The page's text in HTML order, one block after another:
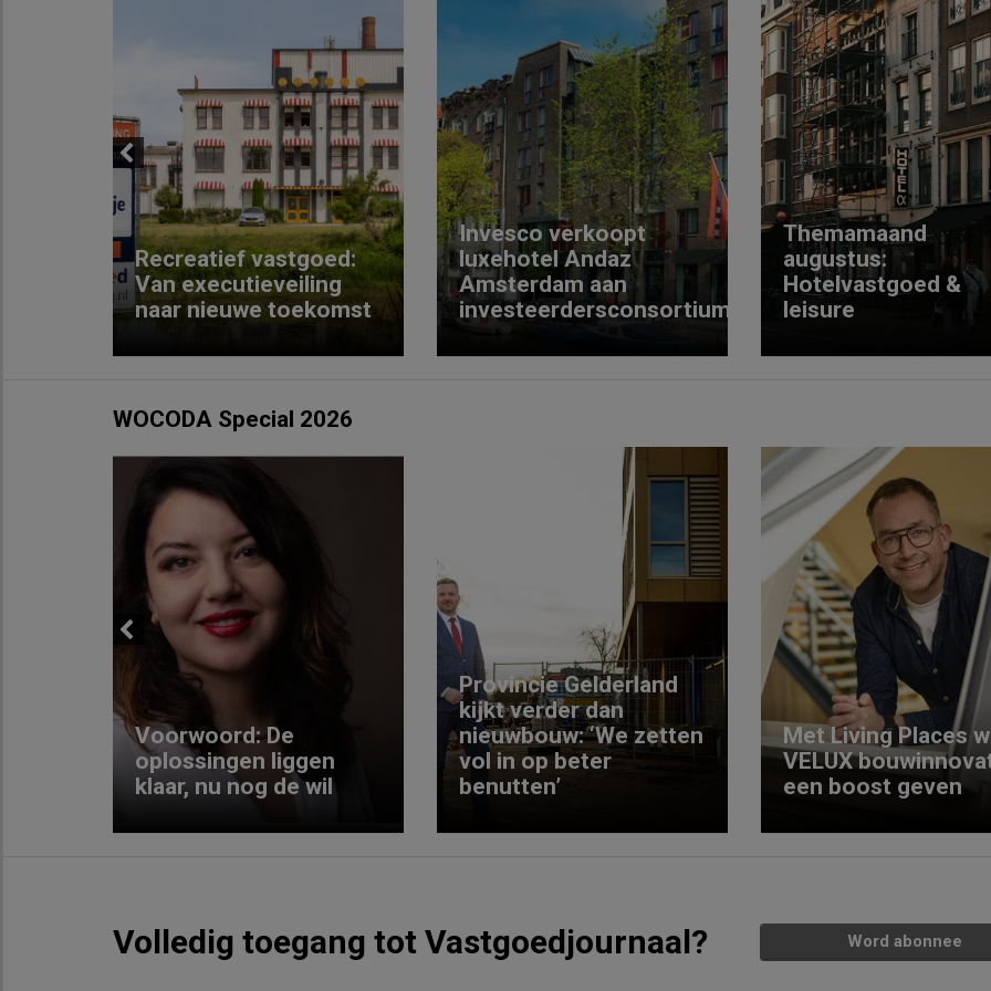
Previous
Recreatief vastgoed:
Van executieveiling
naar nieuwe toekomst
Invesco verkoopt
luxehotel Andaz
Amsterdam aan
investeerdersconsortium
Themamaand
augustus:
Hotelvastgoed &
leisure
WOCODA Special 2026
Previous
Voorwoord: De
oplossingen liggen
klaar, nu nog de wil
Provincie Gelderland
kijkt verder dan
nieuwbouw: ‘We zetten
vol in op beter
benutten’
Met Living Places
VELUX
een boost geven
Volledig toegang tot Vastgoedjournaal? Word abonnee